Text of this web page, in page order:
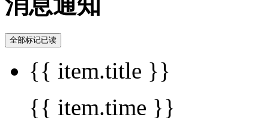
全部标记已读
{{ item.title }}
{{ item.time }}